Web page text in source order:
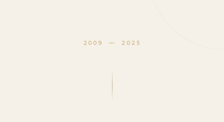
2009 — 2025